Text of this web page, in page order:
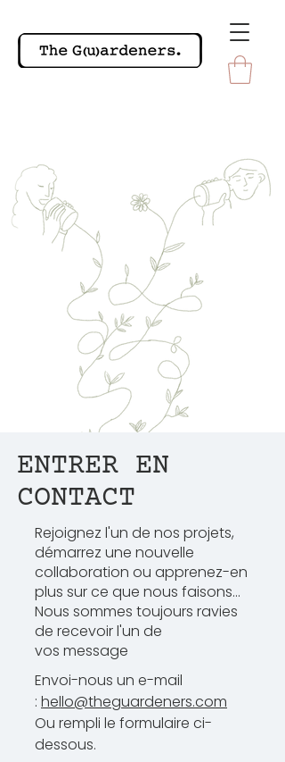
ENTRER EN
CONTACT
Rejoignez l'un de nos projets,
démarrez une nouvelle
collaboration ou apprenez-en
plus sur ce que nous faisons...
Nous sommes toujours ravies
de recevoir l'un de
vos message
Envoi-nous un e-mail
: hello@theguardeners.com
Ou rempli le formulaire ci-
dessous.